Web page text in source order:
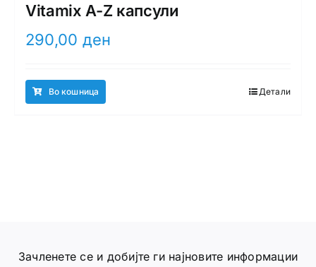
Vitamix A-Z капсули
290,00 ден
Во кошница Детали
Зачленете се и добијте ги најновите информации